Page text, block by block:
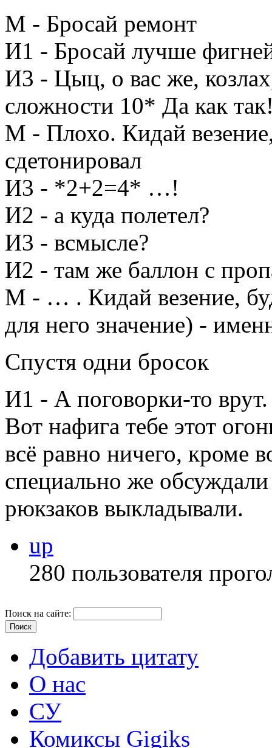
М - Бросай ремонт
И1 - Бросай лучше
И3 - Цыц, о вас же,
сложности 10* Да как
М - Плохо. Кидай
сдетонировал
И3 - *2+2=4* …!
И2 - а куда полетел?
И3 - всмысле?
И2 - там же баллон с
М - … . Кидай везение,
для него значение) -
Спустя одни бросок
И1 - А поговорки-то врут.
Вот нафига тебе этот
всё равно ничего, кроме
специально же
рюкзаков выкладывали.
up
280 пользователя
Поиск на сайте:
Добавить цитату
О нас
СУ
Комиксы Gigiks